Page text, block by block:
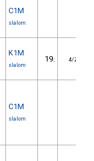
C1M
slalom
K1M
slalom
19. 4/ZS
C1M
slalom